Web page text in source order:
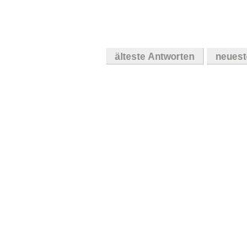
älteste Antworten